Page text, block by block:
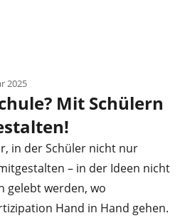
2025
Mit Schülern
in der Schüler nicht nur
– in der Ideen nicht
gelebt werden, wo
Hand in Hand gehen.